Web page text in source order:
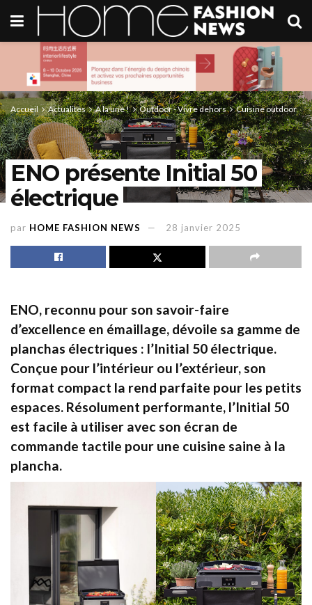
Accueil Actualités A la une ! Outdoor - Vivre dehors Cuisine outdoor
ENO présente Initial 50
électrique
par HOME FASHION NEWS 28 janvier 2025
ENO, reconnu pour son savoir-faire
d’excellence en émaillage, dévoile sa gamme de
planchas électriques : l’Initial 50 électrique.
Conçue pour l’intérieur ou l’extérieur, son
format compact la rend parfaite pour les petits
espaces. Résolument performante, l’Initial 50
est facile à utiliser avec son écran de
commande tactile pour une cuisine saine à la
plancha.